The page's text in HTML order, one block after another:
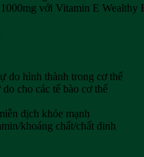
với Vitamin E Wealthy
do hình thành trong cơ thể
cho các tế bào cơ thể
dịch khỏe mạnh
khoáng chất/chất dinh